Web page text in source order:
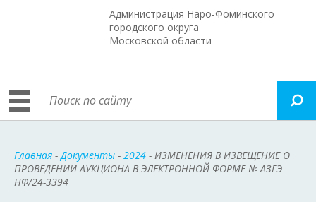
Администрация Наро-Фоминского
городского округа
Московской области
Главная -Документы - 2024 - ИЗМЕНЕНИЯ В ИЗВЕЩЕНИЕ О
ПРОВЕДЕНИИ АУКЦИОНА В ЭЛЕКТРОННОЙ ФОРМЕ № АЗГЭ-
НФ/24-3394